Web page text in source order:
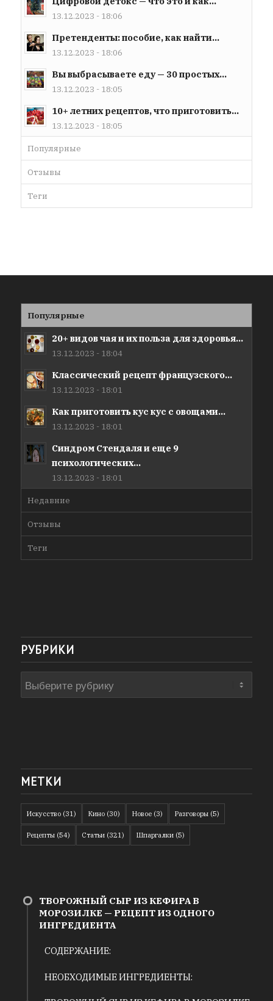
13.12.2023 - 18:06
Претенденты: пособие, как найти...
13.12.2023 - 18:06
Вы выбрасываете еду — 30 простых...
13.12.2023 - 18:05
10+ летних рецептов, что приготовить...
13.12.2023 - 18:05
Популярные
Отзывы
Теги
Популярные
20+ видов чая и их польза для здоровья...
13.12.2023 - 18:04
Классический рецепт французского...
13.12.2023 - 18:01
Как приготовить кус кус с овощами...
13.12.2023 - 18:01
Синдром Стендаля и еще 9
психологических...
13.12.2023 - 18:01
Недавние
Отзывы
Теги
РУБРИКИ
Рубрики
МЕТКИ
Искусство(31) Кино(30) Новое(3) Разговоры(5)
Рецепты(54) Статьи(321) Шпаргалки(5)
ТВОРОЖНЫЙ СЫР ИЗ КЕФИРА В
МОРОЗИЛКЕ — РЕЦЕПТ ИЗ ОДНОГО
ИНГРЕДИЕНТА
СОДЕРЖАНИЕ:
НЕОБХОДИМЫЕ ИНГРЕДИЕНТЫ: